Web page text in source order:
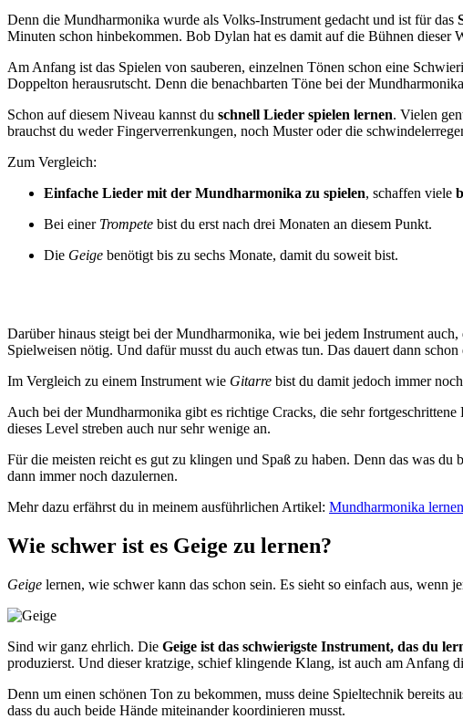
Denn die Mundharmonika wurde als Volks-Instrument gedacht und ist für das
Minuten schon hinbekommen. Bob Dylan hat es damit auf die Bühnen dieser
Am Anfang ist das Spielen von sauberen, einzelnen Tönen schon eine
Doppelton herausrutscht. Denn die benachbarten Töne bei der
Schon auf diesem Niveau kannst du schnell Lieder spielen lernen. Vielen
brauchst du weder Fingerverrenkungen, noch Muster oder die
Zum Vergleich:
Einfache Lieder mit der Mundharmonika zu spielen, schaffen viele
Bei einer Trompete bist du erst nach drei Monaten an diesem Punkt.
Die Geige benötigt bis zu sechs Monate, damit du soweit bist.
Darüber hinaus steigt bei der Mundharmonika, wie bei jedem Instrument
Spielweisen nötig. Und dafür musst du auch etwas tun. Das dauert dann schon
Im Vergleich zu einem Instrument wie Gitarre bist du damit jedoch immer
Auch bei der Mundharmonika gibt es richtige Cracks, die sehr
dieses Level streben auch nur sehr wenige an.
Für die meisten reicht es gut zu klingen und Spaß zu haben. Denn das was
dann immer noch dazulernen.
Mehr dazu erfährst du in meinem ausführlichen Artikel: Mundharmonika
Wie schwer ist es Geige zu lernen?
Geige lernen, wie schwer kann das schon sein. Es sieht so einfach aus,
Sind wir ganz ehrlich. Die Geige ist das schwierigste Instrument, das du
produzierst. Und dieser kratzige, schief klingende Klang, ist auch am Anfang
Denn um einen schönen Ton zu bekommen, muss deine Spieltechnik bereits
dass du auch beide Hände miteinander koordinieren musst.